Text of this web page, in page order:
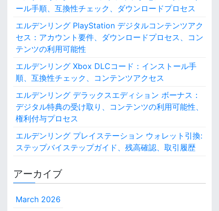
o
ール手順、互換性チェック、ダウンロードプロセス
エルデンリング PlayStation デジタルコンテンツアク
セス：アカウント要件、ダウンロードプロセス、コン
テンツの利用可能性
エルデンリング Xbox DLCコード：インストール手
順、互換性チェック、コンテンツアクセス
エルデンリング デラックスエディション ボーナス：
デジタル特典の受け取り、コンテンツの利用可能性、
権利付与プロセス
エルデンリング プレイステーション ウォレット引換:
ステップバイステップガイド、残高確認、取引履歴
アーカイブ
March 2026